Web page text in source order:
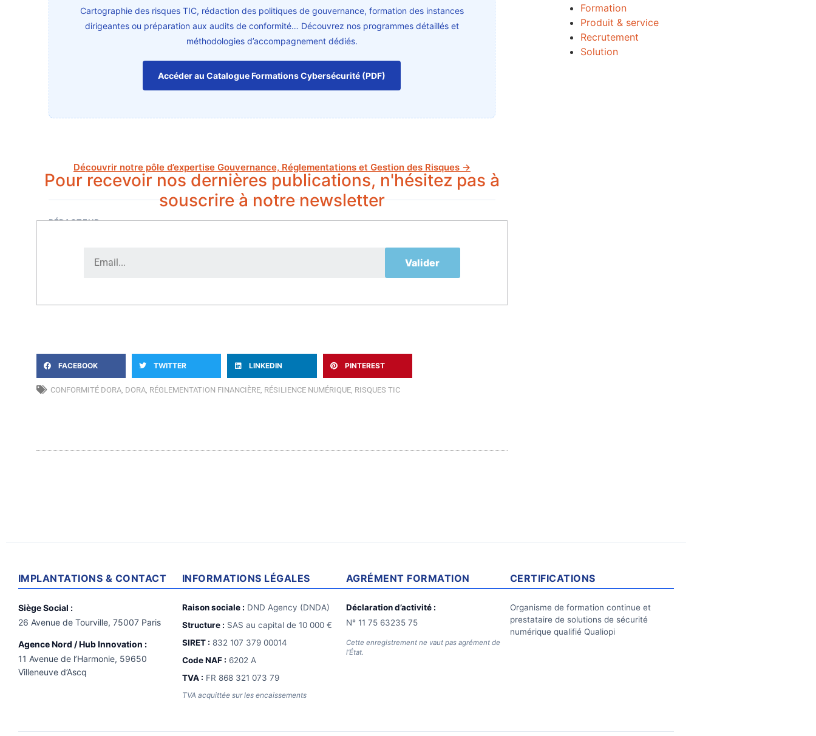
Cartographie des risques TIC, rédaction des politiques de gouvernance, formation des instances
dirigeantes ou préparation aux audits de conformité… Découvrez nos programmes détaillés et
méthodologies d’accompagnement dédiés.
Accéder au Catalogue Formations Cybersécurité (PDF)
Découvrir notre pôle d’expertise Gouvernance, Réglementations et Gestion des Risques →
RÉDACTEUR
COO, DNDAgency
Pour recevoir nos dernières publications, n'hésitez pas à
souscrire à notre newsletter
FACEBOOK TWITTER LINKEDIN PINTEREST
CONFORMITÉ DORA DORA RÉGLEMENTATION FINANCIÈRE RÉSILIENCE NUMÉRIQUE RISQUES TIC
Formation
Produit & service
Recrutement
Solution
IMPLANTATIONS & CONTACT
Siège Social :
26 Avenue de Tourville, 75007 Paris
Agence Nord / Hub Innovation :
11 Avenue de l’Harmonie, 59650
Villeneuve d’Ascq
INFORMATIONS LÉGALES
Raison sociale : DND Agency (DNDA)
Structure : SAS au capital de 10 000 €
SIRET : 832 107 379 00014
Code NAF : 6202 A
TVA : FR 868 321 073 79
TVA acquittée sur les encaissements
AGRÉMENT FORMATION
Déclaration d’activité :
N° 11 75 63235 75
Cette enregistrement ne vaut pas agrément de
l’État.
CERTIFICATIONS
Organisme de formation continue et
prestataire de solutions de sécurité
numérique qualifié Qualiopi